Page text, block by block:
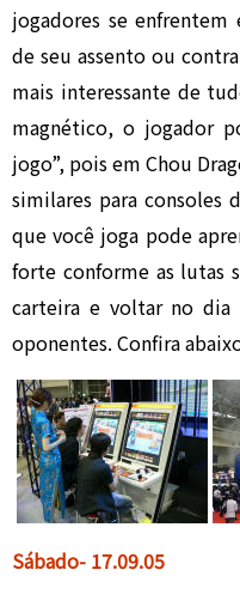
jogadores se
de seu assento ou
mais interessante de
magnético, o jogador
jogo”, pois em Chou
similares para consoles
que você joga pode
forte conforme as lutas
carteira e voltar no dia
oponentes. Confira
Sábado- 17.09.05